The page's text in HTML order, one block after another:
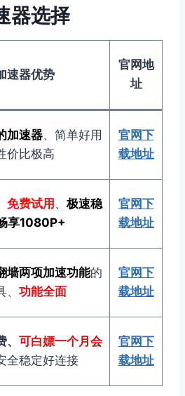
器选择
速器优势
官网地
址
加速器、简单好用
价比极高
官网下
载地址
免费试用 、 极速稳
享1080P+
官网下
载地址
墙两项加速功能的
功能全面
官网下
载地址
可白嫖一个月会
全稳定好连接
官网下
载地址